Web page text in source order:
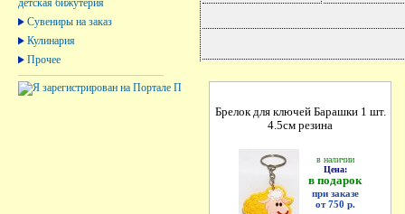
Сувениры на заказ
Кулинария
Прочее
Брелок для ключей Барашки 1 шт.
4.5см резина
в наличии
Цена:
в подарок
при заказе
от 750 р.